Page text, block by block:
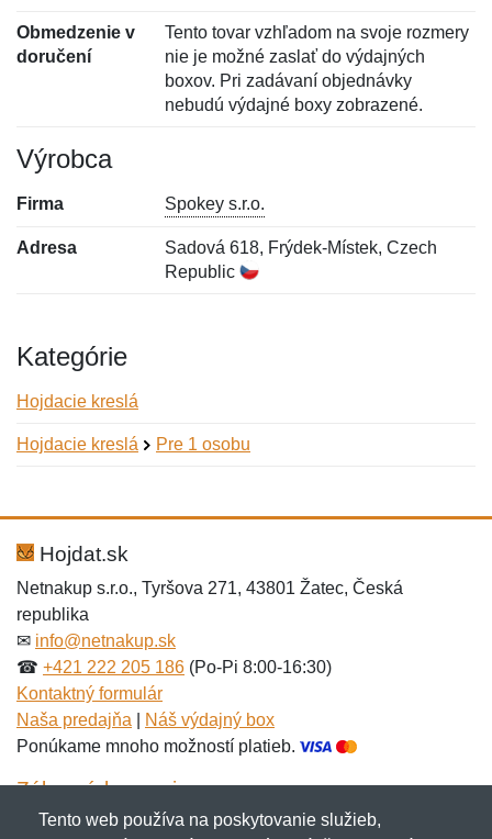
Obmedzenie v
doručení
Tento tovar vzhľadom na svoje rozmery
nie je možné zaslať do výdajných
boxov. Pri zadávaní objednávky
nebudú výdajné boxy zobrazené.
Výrobca
Firma Spokey s.r.o.
Adresa
Sadová 618, Frýdek-Místek, Czech
Republic
Kategórie
Hojdacie kreslá
Hojdacie kreslá Pre 1 osobu
Hodnotenie:
Meno:*
E-mail:
Meno:
E-mail:*
Správa*
Hojdat.sk
Netnakup s.r.o., Tyršova 271, 43801 Žatec, Česká
republika
✉ info@netnakup.sk
☎ +421 222 205 186 (Po-Pi 8:00-16:30)
Kontaktný formulár
Naša predajňa
Náš výdajný box
Ponúkame mnoho možností platieb.
Zákaznícky servis
Novinky emailom
Tento web používa na poskytovanie služieb,